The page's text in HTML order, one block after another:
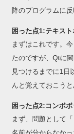
降のプログラムに
困った点1:テキス
まずはこれです。
たのですが、Qtに
見つけるまでに1日
んと覚えておこうと
困った点2:コンボボ
まず、問題として